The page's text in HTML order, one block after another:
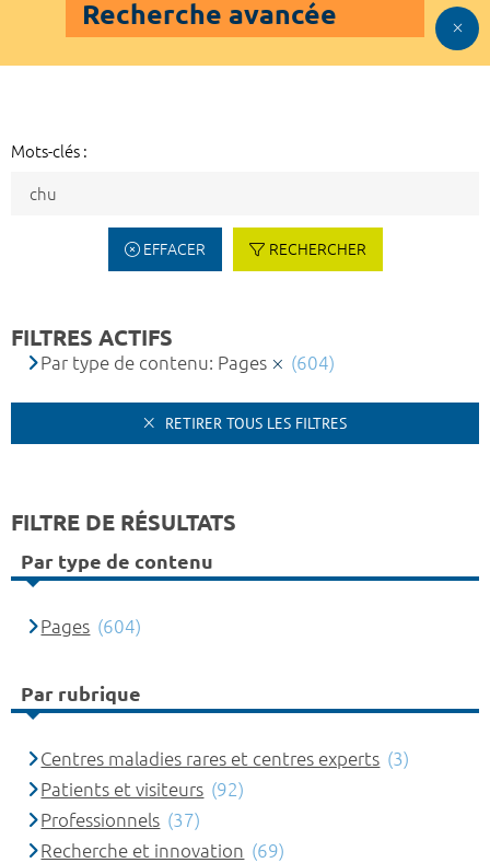
Recherche avancée
Mots-clés :
EFFACER RECHERCHER
FILTRES ACTIFS
Par type de contenu: Pages (604)
RETIRER TOUS LES FILTRES
FILTRE DE RÉSULTATS
Par type de contenu
Pages (604)
Par rubrique
Centres maladies rares et centres experts (3)
Patients et visiteurs (92)
Professionnels (37)
Recherche et innovation (69)